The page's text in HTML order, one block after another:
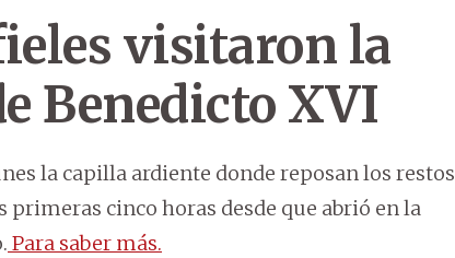
visitaron la
Benedicto XVI
la capilla ardiente donde reposan los restos
cinco horas desde que abrió en la
Para saber más.